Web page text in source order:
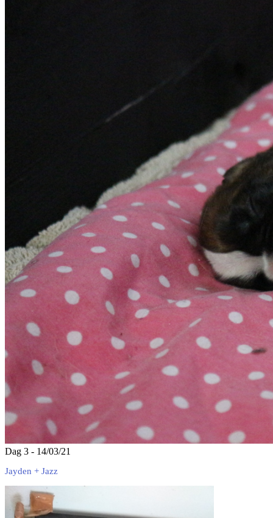
Dag 3 - 14/03/21
Jayden + Jazz